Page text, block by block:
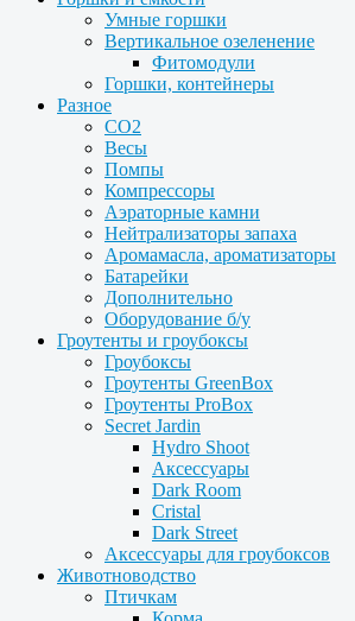
Умные горшки
Вертикальное озеленение
Фитомодули
Горшки, контейнеры
Разное
CO2
Весы
Помпы
Компрессоры
Аэраторные камни
Нейтрализаторы запаха
Аромамасла, ароматизаторы
Батарейки
Дополнительно
Оборудование б/у
Гроутенты и гроубоксы
Гроубоксы
Гроутенты GreenBox
Гроутенты ProBox
Secret Jardin
Hydro Shoot
Аксессуары
Dark Room
Cristal
Dark Street
Аксессуары для гроубоксов
Животноводство
Птичкам